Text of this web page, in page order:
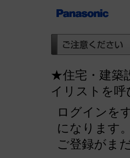
★住宅・建築
イリストを
ログインを
になります。
ご登録がま